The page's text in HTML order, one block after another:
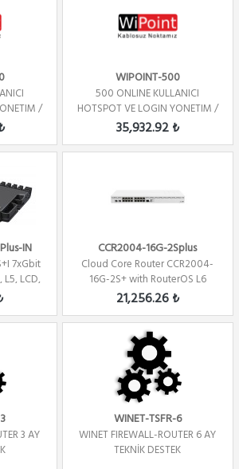
/
WIPOINT-500
500 ONLINE KULLANICI
HOTSPOT VE LOGIN YONETIM /
YILLIK
35,932.92 ₺
IN
7xGbit
L5, LCD,
CCR2004-16G-2Splus
Cloud Core Router CCR2004-
16G-2S+ with RouterOS L6
license Firew...
21,256.26 ₺
3 AY
WINET-TSFR-6
WINET FIREWALL-ROUTER 6 AY
TEKNİK DESTEK